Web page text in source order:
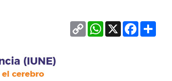
Facebook
X
WhatsApp
Copy
Link